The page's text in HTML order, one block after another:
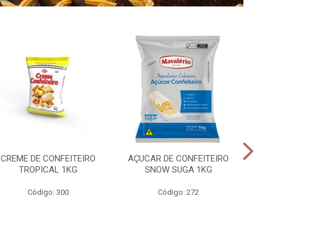
CREME DE CONFEITEIRO
TROPICAL 1KG
Código: 300
AÇUCAR DE CONFEITEIRO
SNOW SUGA 1KG
Código: 272